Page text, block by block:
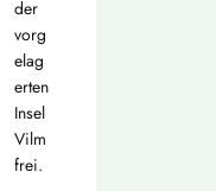
der
vorg
elag
erten
Insel
Vilm
frei.